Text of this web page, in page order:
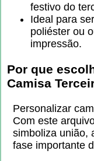
festivo do
Ideal para
poliéster ou
impressão.
Por que
Camisa
Personalizar
Com este
simboliza união,
fase importante